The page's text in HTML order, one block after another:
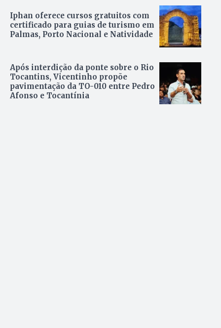
Iphan oferece cursos gratuitos com
certificado para guias de turismo em
Palmas, Porto Nacional e Natividade
Após interdição da ponte sobre o Rio
Tocantins, Vicentinho propõe
pavimentação da TO-010 entre Pedro
Afonso e Tocantínia